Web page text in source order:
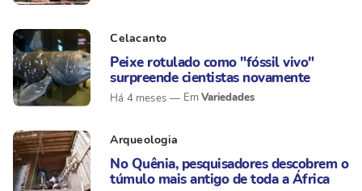
Celacanto
Peixe rotulado como "fóssil vivo"
surpreende cientistas novamente
Há 4 meses Variedades
Arqueologia
No Quênia, pesquisadores descobrem o
túmulo mais antigo de toda a África